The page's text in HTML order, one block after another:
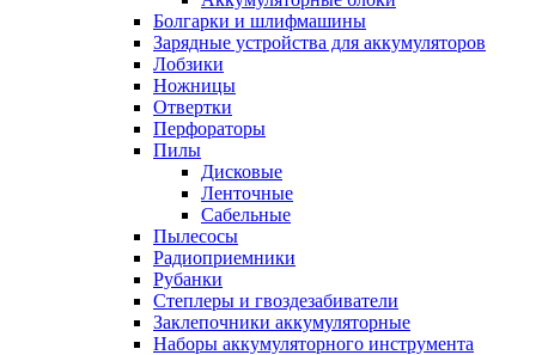
Болгарки и шлифмашины
Зарядные устройства для аккумуляторов
Лобзики
Ножницы
Отвертки
Перфораторы
Пилы
Дисковые
Ленточные
Сабельные
Пылесосы
Радиоприемники
Рубанки
Степлеры и гвоздезабиватели
Заклепочники аккумуляторные
Наборы аккумуляторного инструмента